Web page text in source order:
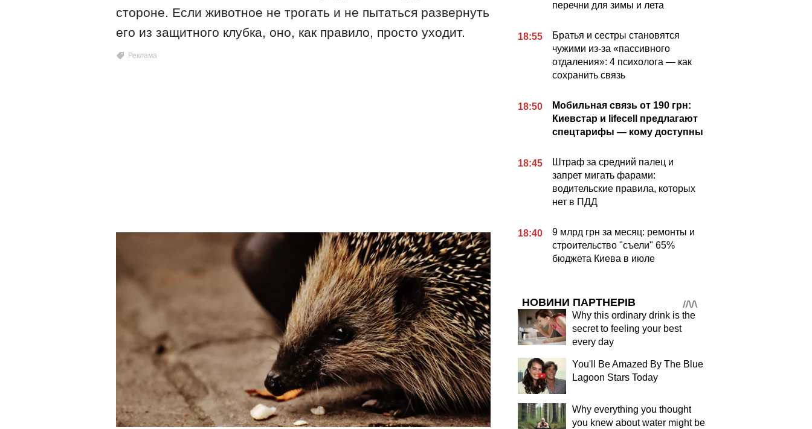
стороне. Если животное не трогать и не пытаться развернуть
его из защитного клубка, оно, как правило, просто уходит.
перечни для зимы и лета
18:55
Братья и сестры становятся
чужими из-за «пассивного
отдаления»: 4 психолога — как
сохранить связь
18:50
Мобильная связь от 190 грн:
Киевстар и lifecell предлагают
спецтарифы — кому доступны
18:45
Штраф за средний палец и
запрет мигать фарами:
водительские правила, которых
нет в ПДД
18:40
9 млрд грн за месяц: ремонты и
строительство "съели" 65%
бюджета Киева в июле
НОВИНИ ПАРТНЕРІВ
Why this ordinary drink is the
secret to feeling your best
every day
You'll Be Amazed By The Blue
Lagoon Stars Today
Why everything you thought
you knew about water might be